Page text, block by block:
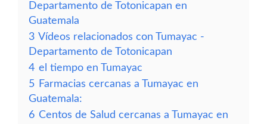
Departamento de Totonicapan en
Guatemala
3 Vídeos relacionados con Tumayac -
Departamento de Totonicapan
4 el tiempo en Tumayac
5 Farmacias cercanas a Tumayac en
Guatemala:
6 Centos de Salud cercanas a Tumayac en